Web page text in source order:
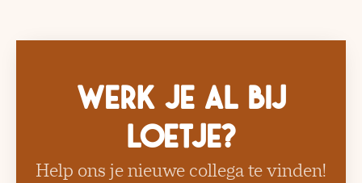
Werk je al bij
Loetje?
Help ons je nieuwe collega te vinden!